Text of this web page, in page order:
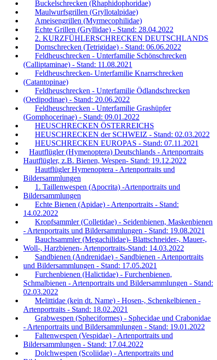
Buckelschrecken (Rhaphidophoridae)
Maulwurfsgrillen (Gryllotalpidae)
Ameisengrillen (Myrmecophilidae)
Echte Grillen (Gryllidae) - Stand: 28.04.2022
2. KURZFÜHLERSCHRECKEN DEUTSCHLANDS
Dornschrecken (Tetrigidae) - Stand: 06.06.2022
Feldheuschrecken - Unterfamilie Schönschrecken
(Calliptaminae) - Stand: 11.08.2021
Feldheuschrecken- Unterfamilie Knarrschrecken
(Catantopinae)
Feldheuschrecken - Unterfamilie Ödlandschrecken
(Oedipodinae) - Stand: 20.06.2022
Feldheuschrecken - Unterfamilie Grashüpfer
(Gomphocerinae) - Stand: 09.01.2022
HEUSCHRECKEN ÖSTERREICHS
HEUSCHRECKEN der SCHWEIZ - Stand: 02.03.2022
HEUSCHRECKEN EUROPAS - Stand: 07.11.2021
Hautflügler (Hymenoptera) Deutschlands - Artenportraits
Hautflügler, z.B. Bienen, Wespen- Stand: 19.12.2022
Hautflügler Hymenoptera - Artenportraits und
Bildersammlungen
1. Taillenwespen (Apocrita) -Artenportraits und
Bildersammlungen
Echte Bienen (Apidae) - Artenportraits - Stand:
14.02.2022
Kropfsammler (Colletidae) - Seidenbienen, Maskenbienen
- Artenportraits und Bildersammlungen - Stand: 19.08.2021
Bauchsammler (Megachilidae)- Blattschneider-, Mauer-,
Woll-, Harzbienen- Artenportraits-Stand: 14.03.2022
Sandbienen (Andrenidae) - Sandbienen - Artenportraits
und Bildersammlungen - Stand: 17.05.2021
Furchenbienen (Halictidae) - Furchenbienen,
Schmalbienen - Artenportraits und Bildersammlungen - Stand:
02.03.2022
Melittidae (kein dt. Name) - Hosen-, Schenkelbienen -
Artenportraits - Stand: 18.02.2021
Grabwespen (Spheciformes) - Sphecidae und Crabonidae
- Artenportraits und Bildersammlungen - Stand: 19.01.2022
Faltenwespen (Vespidae) - Artenportraits und
Bildersammlungen - Stand: 17.04.2022
Dolchwespen (Scoliidae) - Artenportraits und